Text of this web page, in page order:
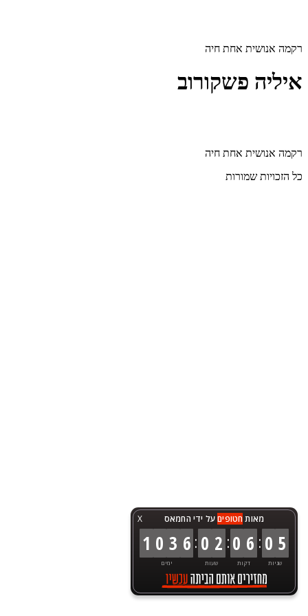
X מאותחטופיםעל ידי החמאס
1 0 3 6
ימים
: 0 2
שעות
:0 6
דקות
: 0 5
שניות
רקמה אנושית אחת חיה
איליה פשקורוב
רקמה אנושית אחת חיה
כל הזכויות שמורות